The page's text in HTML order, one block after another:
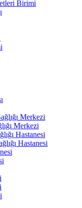
Birimi
Merkezi
Merkezi
Hastanesi
Hastanesi